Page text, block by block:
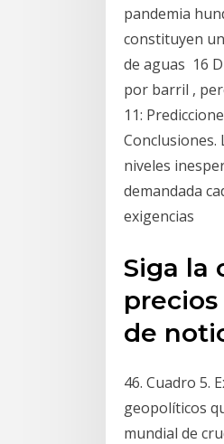
pandemia
constituyen
de aguas 16
por barril ,
11:
Conclusiones.
niveles
demandada
exigencias
Siga la
de
46. Cuadro 5.
geopolíticos
mundial de